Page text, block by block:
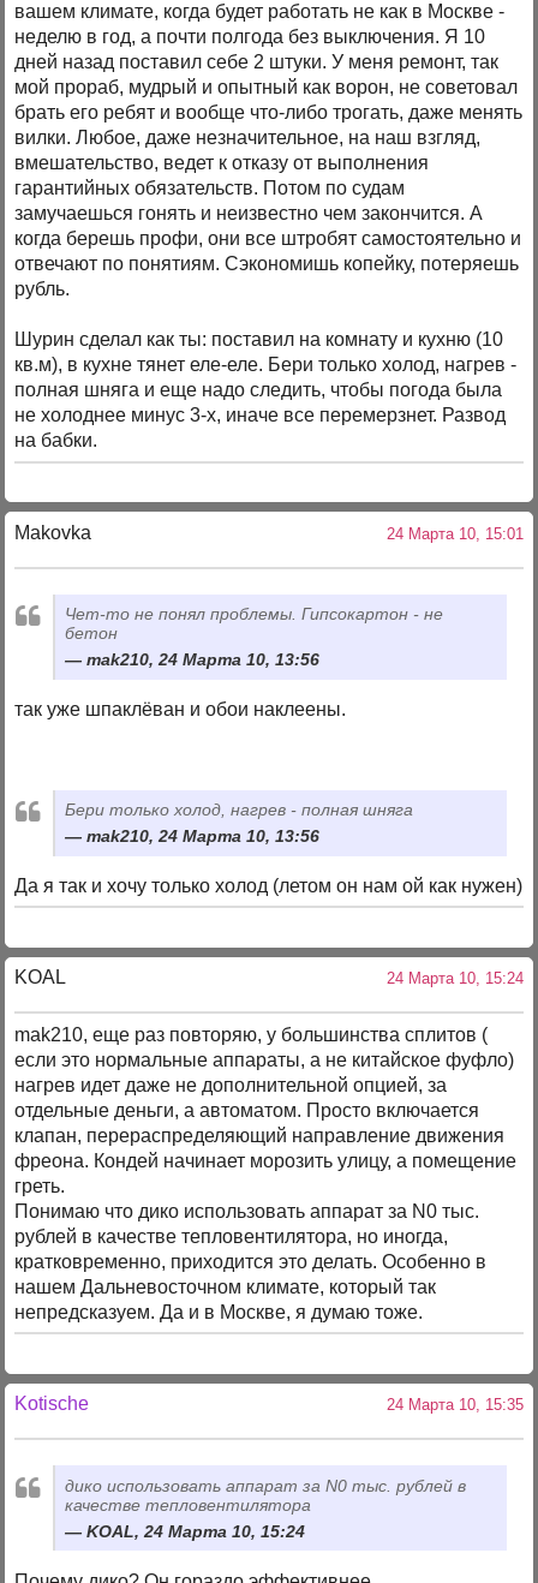
вашем климате, когда будет работать не как в Москве -
неделю в год, а почти полгода без выключения. Я 10
дней назад поставил себе 2 штуки. У меня ремонт, так
мой прораб, мудрый и опытный как ворон, не советовал
брать его ребят и вообще что-либо трогать, даже менять
вилки. Любое, даже незначительное, на наш взгляд,
вмешательство, ведет к отказу от выполнения
гарантийных обязательств. Потом по судам
замучаешься гонять и неизвестно чем закончится. А
когда берешь профи, они все штробят самостоятельно и
отвечают по понятиям. Сэкономишь копейку, потеряешь
рубль.
Шурин сделал как ты: поставил на комнату и кухню (10
кв.м), в кухне тянет еле-еле. Бери только холод, нагрев -
полная шняга и еще надо следить, чтобы погода была
не холоднее минус 3-х, иначе все перемерзнет. Развод
на бабки.
Makovka 24 Марта 10, 15:01
Чет-то не понял проблемы. Гипсокартон - не
бетон
mak210, 24 Марта 10, 13:56
так уже шпаклёван и обои наклеены.
Бери только холод, нагрев - полная шняга
mak210, 24 Марта 10, 13:56
Да я так и хочу только холод (летом он нам ой как нужен)
KOAL 24 Марта 10, 15:24
mak210, еще раз повторяю, у большинства сплитов (
если это нормальные аппараты, а не китайское фуфло)
нагрев идет даже не дополнительной опцией, за
отдельные деньги, а автоматом. Просто включается
клапан, перераспределяющий направление движения
фреона. Кондей начинает морозить улицу, а помещение
греть.
Понимаю что дико использовать аппарат за N0 тыс.
рублей в качестве тепловентилятора, но иногда,
кратковременно, приходится это делать. Особенно в
нашем Дальневосточном климате, который так
непредсказуем. Да и в Москве, я думаю тоже.
Kotische 24 Марта 10, 15:35
дико использовать аппарат за N0 тыс. рублей в
качестве тепловентилятора
KOAL, 24 Марта 10, 15:24